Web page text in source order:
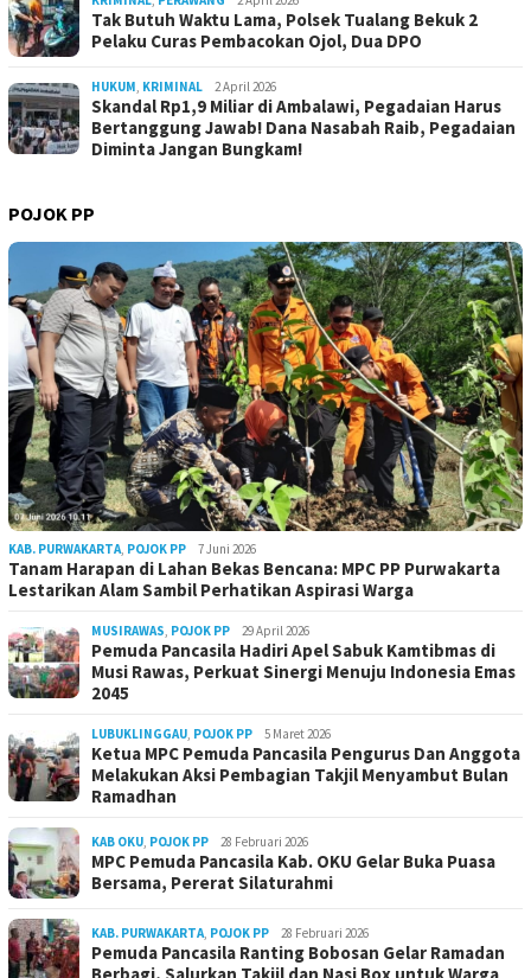
Tak Butuh Waktu Lama, Polsek Tualang Bekuk 2
Pelaku Curas Pembacokan Ojol, Dua DPO
HUKUM, KRIMINAL 2 April 2026
Skandal Rp1,9 Miliar di Ambalawi, Pegadaian Harus
Bertanggung Jawab! Dana Nasabah Raib, Pegadaian
Diminta Jangan Bungkam!
POJOK PP
KAB. PURWAKARTA, POJOK PP 7 Juni 2026
Tanam Harapan di Lahan Bekas Bencana: MPC PP Purwakarta
Lestarikan Alam Sambil Perhatikan Aspirasi Warga
MUSIRAWAS, POJOK PP 29 April 2026
Pemuda Pancasila Hadiri Apel Sabuk Kamtibmas di
Musi Rawas, Perkuat Sinergi Menuju Indonesia Emas
2045
LUBUKLINGGAU, POJOK PP 5 Maret 2026
Ketua MPC Pemuda Pancasila Pengurus Dan Anggota
Melakukan Aksi Pembagian Takjil Menyambut Bulan
Ramadhan
KAB OKU, POJOK PP 28 Februari 2026
MPC Pemuda Pancasila Kab. OKU Gelar Buka Puasa
Bersama, Pererat Silaturahmi
KAB. PURWAKARTA, POJOK PP 28 Februari 2026
Pemuda Pancasila Ranting Bobosan Gelar Ramadan